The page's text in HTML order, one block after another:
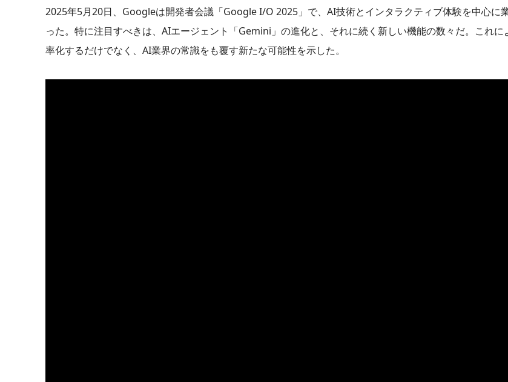
2025年5月20日、Googleは開発者会議「Google I/O 2025」で、AI技術とインタラクティブ体験を中心に
った。特に注目すべきは、AIエージェント「Gemini」の進化と、それに続く新しい機能の数々だ。これ
率化するだけでなく、AI業界の常識をも覆す新たな可能性を示した。